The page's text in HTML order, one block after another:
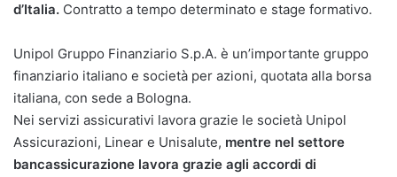
d’Italia. Contratto a tempo determinato e stage formativo.
Unipol Gruppo Finanziario S.p.A. è un’importante gruppo
finanziario italiano e società per azioni, quotata alla borsa
italiana, con sede a Bologna.
Nei servizi assicurativi lavora grazie le società Unipol
Assicurazioni, Linear e Unisalute, mentre nel settore
bancassicurazione lavora grazie agli accordi di